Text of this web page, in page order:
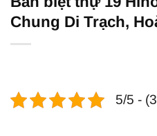
Chung Di Trạch,
5/5 -